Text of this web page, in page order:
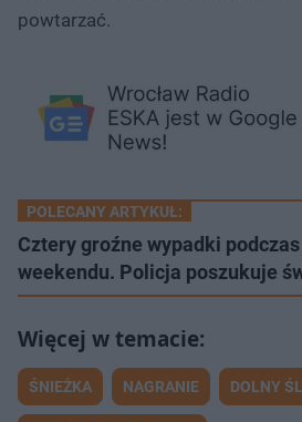
powtarzać.
POLECANY ARTYKUŁ:
Cztery groźne wypadki
weekendu. Policja poszukuje
ŚNIEŻKA NAGRANIE DOLNY